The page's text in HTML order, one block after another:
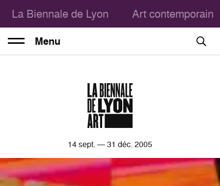
La Biennale de Lyon Art contemporain
Menu
14sept. —31 déc. 2005